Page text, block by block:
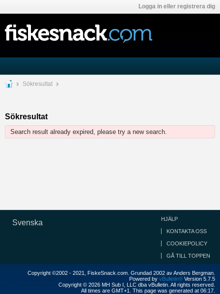
Logga in eller registrera dig
Sökresultat
Sökresultat
Search result already expired, please try a new search.
Svenska HJÄLP
KONTAKTA OSS
COOKIEPOLICY
GÅ TILL TOPPEN
Copyright ©2002 - 2021, FiskeSnack.com. Grundad 2002 av Anders Bergman.
Powered by vBulletin® Version 5.7.5
Copyright © 2026 MH Sub I, LLC dba vBulletin. All rights reserved.
All times are GMT+1. This page was generated at 06:17.